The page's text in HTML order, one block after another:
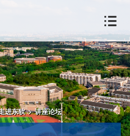
进东软 > 讲座论坛